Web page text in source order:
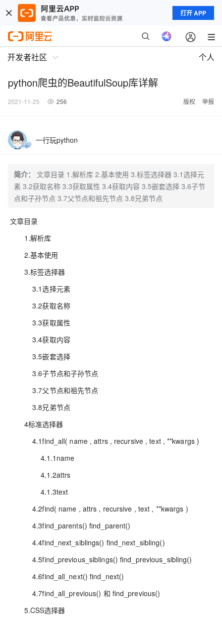
打开 APP
开发者社区 个人
python爬虫的BeautifulSoup库详解
2021-11-25 256 版权 举报
一行玩python
简介：
文章目录 1.解析库 2.基本使用 3.标签选择器 3.1选择元
素 3.2获取名称 3.3获取属性 3.4获取内容 3.5嵌套选择 3.6子节
点和子孙节点 3.7父节点和祖先节点 3.8兄弟节点
文章目录
1.解析库
2.基本使用
3.标签选择器
3.1选择元素
3.2获取名称
3.3获取属性
3.4获取内容
3.5嵌套选择
3.6子节点和子孙节点
3.7父节点和祖先节点
3.8兄弟节点
4标准选择器
4.1find_all( name , attrs , recursive , text , **kwargs )
4.1.1name
4.1.2attrs
4.1.3text
4.2find( name , attrs , recursive , text , **kwargs )
4.3find_parents() find_parent()
4.4find_next_siblings() find_next_sibling()
4.5find_previous_siblings() find_previous_sibling()
4.6find_all_next() find_next()
4.7find_all_previous() 和 find_previous()
5.CSS选择器